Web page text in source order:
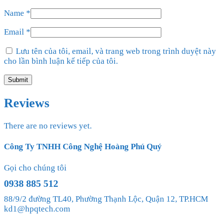
Name *
Email *
Lưu tên của tôi, email, và trang web trong trình duyệt này
cho lần bình luận kế tiếp của tôi.
Reviews
There are no reviews yet.
Công Ty TNHH Công Nghệ Hoàng Phú Quý
Gọi cho chúng tôi
0938 885 512
88/9/2 đường TL40, Phường Thạnh Lộc, Quận 12, TP.HCM
kd1@hpqtech.com